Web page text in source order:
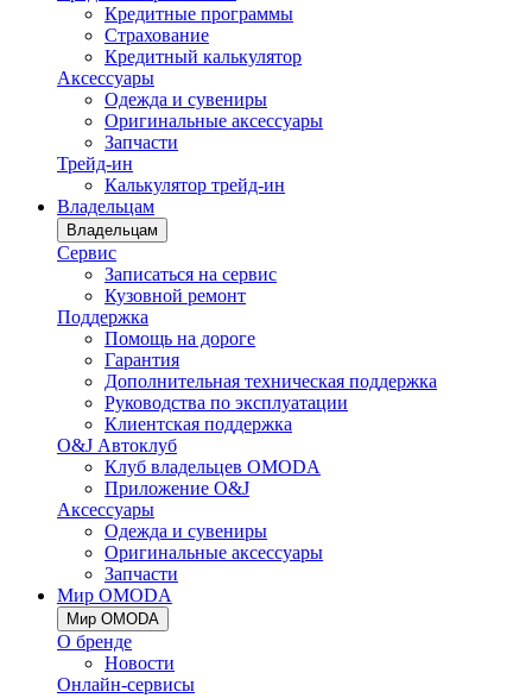
Кредитные программы
Страхование
Кредитный калькулятор
Аксессуары
Одежда и сувениры
Оригинальные аксессуары
Запчасти
Трейд-ин
Калькулятор трейд-ин
Владельцам
Владельцам
Сервис
Записаться на сервис
Кузовной ремонт
Поддержка
Помощь на дороге
Гарантия
Дополнительная техническая поддержка
Руководства по эксплуатации
Клиентская поддержка
O&J Автоклуб
Клуб владельцев OMODA
Приложение O&J
Аксессуары
Одежда и сувениры
Оригинальные аксессуары
Запчасти
Мир OMODA
Мир OMODA
О бренде
Новости
Онлайн-сервисы